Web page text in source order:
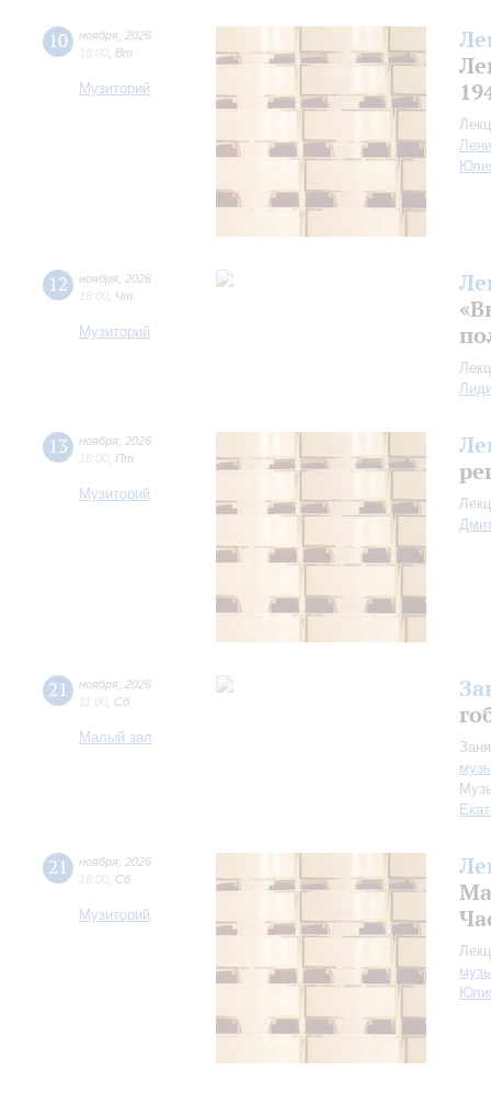
10 ноября 2026
18:00 Вт
Музиторий
12 ноября 2026
18:00 Чт
Музиторий
13 ноября 2026
18:00 Пт
Музиторий
21 ноября 2026
11:00 Сб
Малый зал
21 ноября 2026
18:00 Сб
Музиторий